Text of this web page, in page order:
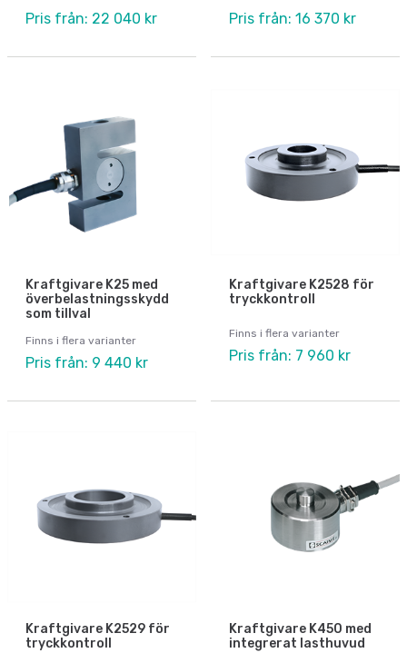
Pris från: 22 040 kr Pris från: 16 370 kr
Kraftgivare K25 med
överbelastningsskydd
som tillval
Finns i flera varianter
Pris från: 9 440 kr
Kraftgivare K2528 för
tryckkontroll
Finns i flera varianter
Pris från: 7 960 kr
Kraftgivare K2529 för
tryckkontroll
Kraftgivare K450 med
integrerat lasthuvud